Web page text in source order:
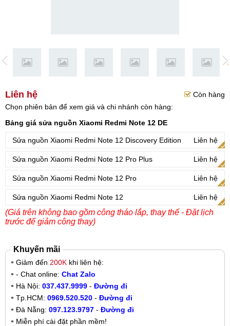
Liên hệ
Còn hàng
Chọn phiên bản để xem giá và chi nhánh còn hàng:
Bảng giá sửa nguồn Xiaomi Redmi Note 12 DE
Sửa nguồn Xiaomi Redmi Note 12 Discovery Edition Liên hệ
Sửa nguồn Xiaomi Redmi Note 12 Pro Plus Liên hệ
Sửa nguồn Xiaomi Redmi Note 12 Pro Liên hệ
Sửa nguồn Xiaomi Redmi Note 12 Liên hệ
(Giá trên không bao gồm công tháo lắp, thay thế - Đặt lịch
trước để giảm công thay)
Khuyến mãi
Giảm đến 200K khi liên hệ:
- Chat online: Chat Zalo
Hà Nội: 037.437.9999 - Đường đi
Tp.HCM: 0969.520.520 - Đường đi
Đà Nẵng: 097.123.9797 - Đường đi
Miễn phí cài đặt phần mềm!